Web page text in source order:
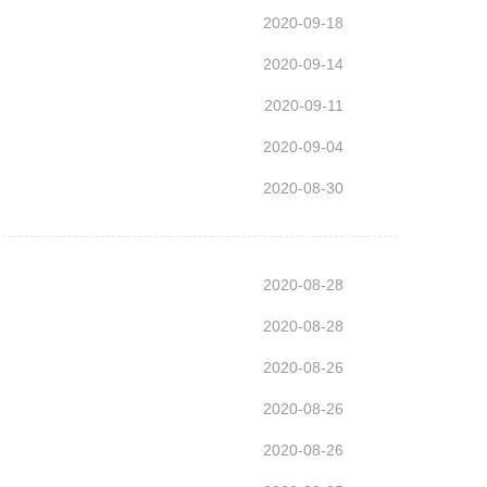
2020-09-18
2020-09-14
2020-09-11
2020-09-04
2020-08-30
2020-08-28
2020-08-28
2020-08-26
2020-08-26
2020-08-26